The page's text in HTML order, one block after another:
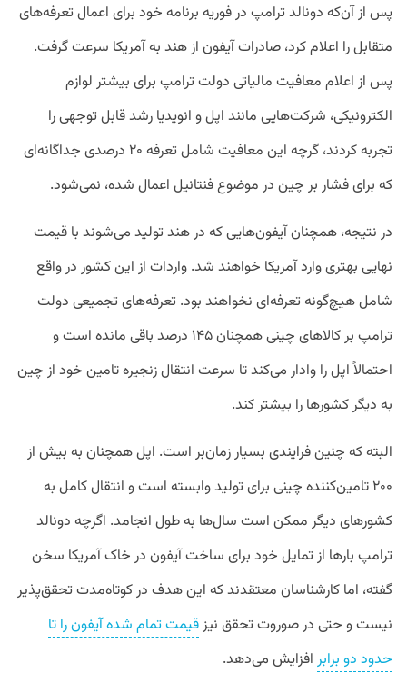
پس از آن‌که دونالد ترامپ در فوریه برنامه خود برای اعمال تعرفه‌های
متقابل را اعلام کرد، صادرات آیفون از هند به آمریکا سرعت گرفت.
پس از اعلام معافیت مالیاتی دولت ترامپ برای بیشتر لوازم
الکترونیکی، شرکت‌هایی مانند اپل و انویدیا رشد قابل توجهی را
تجربه کردند، گرچه این معافیت شامل تعرفه ۲۰ درصدی جداگانه‌ای
که برای فشار بر چین در موضوع فنتانیل اعمال شده، نمی‌شود.
در نتیجه، همچنان آیفون‌هایی که در هند تولید می‌شوند با قیمت
نهایی بهتری وارد آمریکا خواهند شد. واردات از این کشور در واقع
شامل هیچ‌گونه تعرفه‌ای نخواهند بود. تعرفه‌های تجمیعی دولت
ترامپ بر کالاهای چینی همچنان ۱۴۵ درصد باقی مانده است و
احتمالاً اپل را وادار می‌کند تا سرعت انتقال زنجیره تامین خود از چین
به دیگر کشورها را بیشتر کند.
البته که چنین فرایندی بسیار زمان‌بر است. اپل همچنان به بیش از
۲۰۰ تامین‌کننده چینی برای تولید وابسته است و انتقال کامل به
کشورهای دیگر ممکن است سال‌ها به طول انجامد. اگرچه دونالد
ترامپ بارها از تمایل خود برای ساخت آیفون در خاک آمریکا سخن
گفته، اما کارشناسان معتقدند که این هدف در کوتاه‌مدت تحقق‌پذیر
نیست و حتی در صوروت تحقق نیزقیمت تمام شده آیفون را تا
حدود دو برابر افزایش می‌دهد.